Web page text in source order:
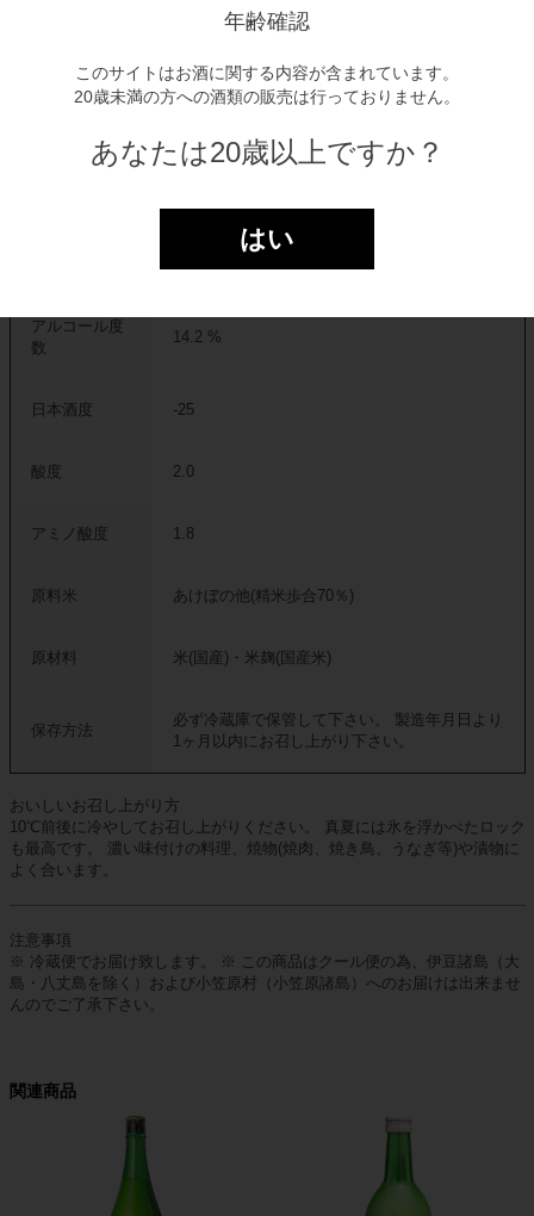
年齢確認
このサイトはお酒に関する内容が含まれています。
20歳未満の方への酒類の販売は行っておりません。
あなたは20歳以上ですか？
はい
全て税込み金額表示となっております。
商品をカゴに入れる
アルコール度
数
14.2 %
日本酒度 -25
酸度 2.0
アミノ酸度 1.8
原料米 あけぼの他(精米歩合70％)
原材料 米(国産)・米麹(国産米)
保存方法
必ず冷蔵庫で保管して下さい。 製造年月日より
1ヶ月以内にお召し上がり下さい。
おいしいお召し上がり方
10℃前後に冷やしてお召し上がりください。 真夏には氷を浮かべたロック
も最高です。 濃い味付けの料理、焼物(焼肉、焼き鳥、うなぎ等)や漬物に
よく合います。
注意事項
※ 冷蔵便でお届け致します。 ※ この商品はクール便の為、伊豆諸島（大
島・八丈島を除く）および小笠原村（小笠原諸島）へのお届けは出来ませ
んのでご了承下さい。
関連商品